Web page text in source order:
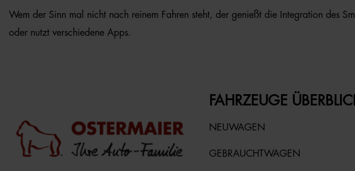
Wem der Sinn mal nicht nach reinem Fahren steht, der genießt die Integration des
oder nutzt verschiedene Apps.
FAHRZEUGE
NEUWAGEN
GEBRAUCHTWAGEN